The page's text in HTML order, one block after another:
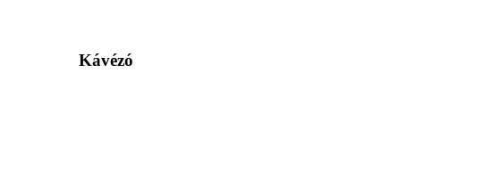
Kávézó